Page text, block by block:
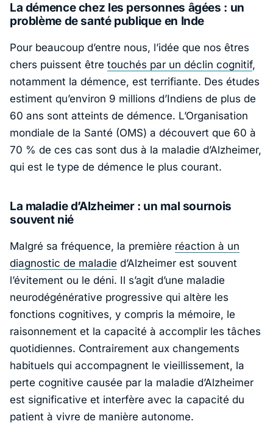
La démence chez les personnes âgées : un
problème de santé publique en Inde
Pour beaucoup d’entre nous, l’idée que nos êtres
chers puissent être touchés par un déclin cognitif,
notamment la démence, est terrifiante. Des études
estiment qu’environ 9 millions d’Indiens de plus de
60 ans sont atteints de démence. L’Organisation
mondiale de la Santé (OMS) a découvert que 60 à
70 % de ces cas sont dus à la maladie d’Alzheimer,
qui est le type de démence le plus courant.
La maladie d’Alzheimer : un mal sournois
souvent nié
Malgré sa fréquence, la première réaction à un
diagnostic de maladie d’Alzheimer est souvent
l’évitement ou le déni. Il s’agit d’une maladie
neurodégénérative progressive qui altère les
fonctions cognitives, y compris la mémoire, le
raisonnement et la capacité à accomplir les tâches
quotidiennes. Contrairement aux changements
habituels qui accompagnent le vieillissement, la
perte cognitive causée par la maladie d’Alzheimer
est significative et interfère avec la capacité du
patient à vivre de manière autonome.